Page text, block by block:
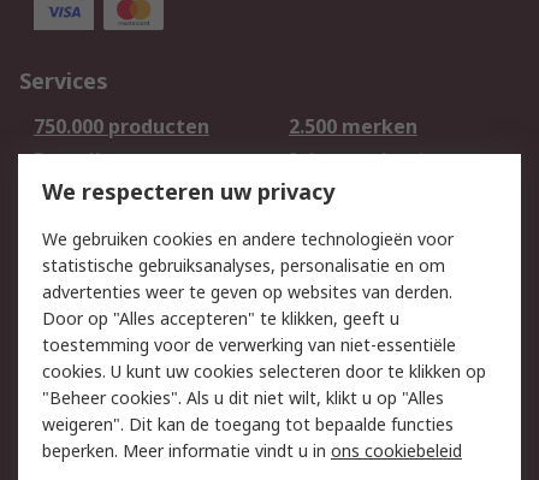
Services
750.000 producten
2.500 merken
Bestellen
Inkoopoplossingen
Retouren
Technisch advies
Track & Trace
Wettelijk
Cookiebeleid
Email veiligheid
Privacybeleid -
Bijgewerkt
Websitevoorwaarden
Algemene
verkoopvoorwaarden
We respecteren uw privacy
We gebruiken cookies en andere technologieën voor
statistische gebruiksanalyses, personalisatie en om
advertenties weer te geven op websites van derden.
Door op "Alles accepteren" te klikken, geeft u
toestemming voor de verwerking van niet-essentiële
cookies. U kunt uw cookies selecteren door te klikken op
"Beheer cookies". Als u dit niet wilt, klikt u op "Alles
weigeren". Dit kan de toegang tot bepaalde functies
beperken. Meer informatie vindt u in ons cookiebeleid